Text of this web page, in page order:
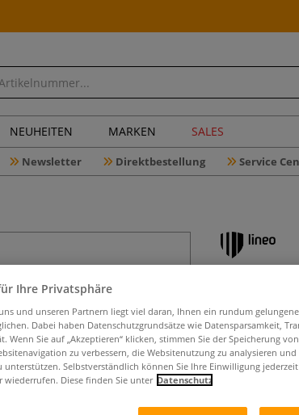
NEUHEITEN MARKEN SALES
Newsletter Direktbestellung Service
lineo
Black
lineo Urban
für Aquarell
Ihre Privatsphäre
und unseren Partnern liegt viel daran, Ihnen ein rundum
Dabei haben Datenschutzgrundsätze wie Datensparsamkeit,
Wenn Sie auf „Akzeptieren“ klicken, stimmen Sie der Speicherung
zu verbessern, die Websitenutzung zu analysieren und
unterstützen. Selbstverständlich können Sie Ihre Einwilligung
wiederrufen. Diese finden Sie unter Datenschutz